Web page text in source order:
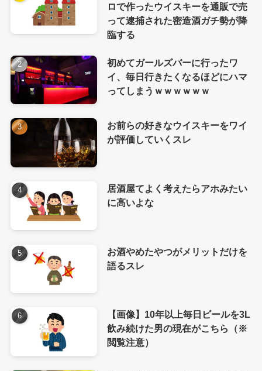
ロで作ったウイスキーを通販で売
って逮捕された密造酒ガチ勢が降
臨する
初めてガールズバーに行ったワ
イ、毎日行きたくなるほどにハマ
ってしまうｗｗｗｗｗｗ
お前らの好きなウイスキーをワイ
が評価していくスレ
居酒屋てよく考えたらアホみたい
に高いよな
お酒やめたやつがメリットだけを
語るスレ
【画像】10年以上毎日ビールを3L
飲み続けた男の現在がこちら（※
閲覧注意）